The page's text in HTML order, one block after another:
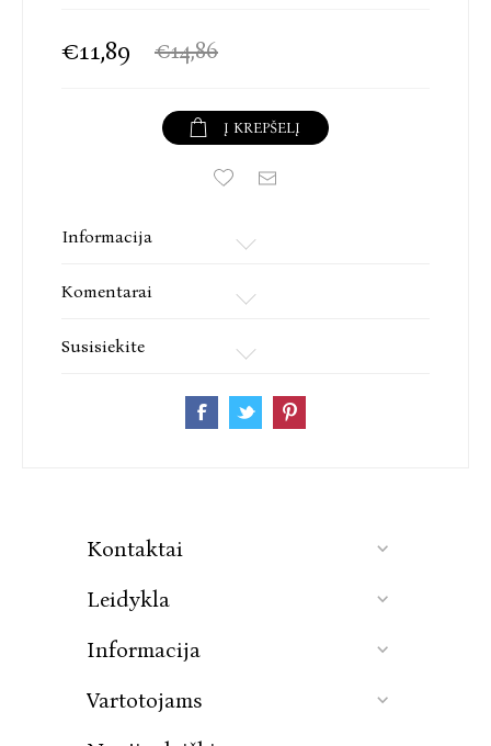
€11,89 €14,86
Į KREPŠELĮ
Informacija
Komentarai
Susisiekite
Kontaktai
Leidykla
Informacija
Vartotojams